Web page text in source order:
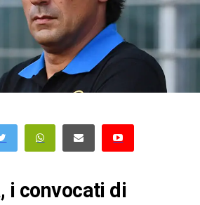
i convocati di